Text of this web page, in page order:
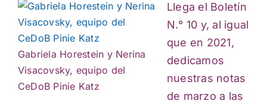
Gabriela Horestein y Nerina
Visacovsky, equipo del
CeDoB Pinie Katz
Llega el Boletín
N.° 10 y, al igual
que en 2021,
dedicamos
nuestras notas
de marzo a las